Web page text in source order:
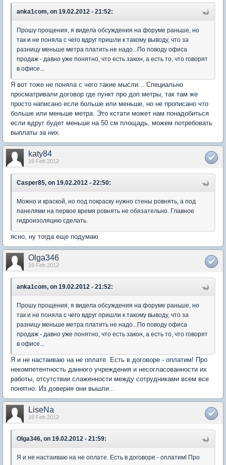
anka1com, on 19.02.2012 - 21:52:
Прошу прощения, я видела обсуждения на форуме раньше, но
так и не поняла с чего вдруг пришли к такому выводу, что за
разницу меньше метра платить не надо...По поводу офиса
продаж - давно уже понятно, что есть закон, а есть то, что говорят
в офисе...
Я вот тоже не поняла с чего такие мысли... Специально
просматривали договор где пункт про доп.метры, так там же
просто написано если больше или меньше, но не прописано что
больше или меньше метра. Это кстати может нам понадобиться
если вдруг будет меньше на 50 см площадь, можем потребовать
выплаты за них.
katy84
19 Feb 2012
Casper85, on 19.02.2012 - 22:50:
Можно и краской, но под покраску нужно стены ровнять, а под
панелями на первое время ровнять не обязательно. Главное
гидроизоляцию сделать.
ясно, ну тогда еще подумаю
Olga346
19 Feb 2012
anka1com, on 19.02.2012 - 21:52:
Прошу прощения, я видела обсуждения на форуме раньше, но
так и не поняла с чего вдруг пришли к такому выводу, что за
разницу меньше метра платить не надо...По поводу офиса
продаж - давно уже понятно, что есть закон, а есть то, что говорят
в офисе...
Я и не настаиваю на не оплате. Есть в договоре - оплатим! Про
некомпетентность данного учреждения и несогласованности их
работы, отсутствии слаженности между сотрудниками всем все
понятно. Из доверия они вышли...
LiseNa
19 Feb 2012
Olga346, on 19.02.2012 - 21:59:
Я и не настаиваю на не оплате. Есть в договоре - оплатим! Про